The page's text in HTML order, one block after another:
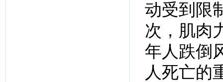
动受到限
次，肌肉
年人跌倒
人死亡的